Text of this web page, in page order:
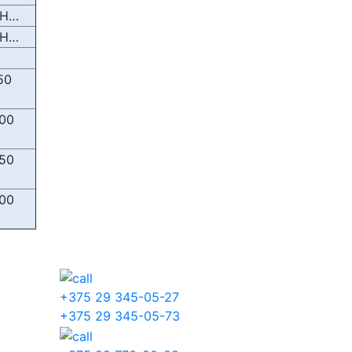
+375 29 345-05-27
+375 29 345-05-73